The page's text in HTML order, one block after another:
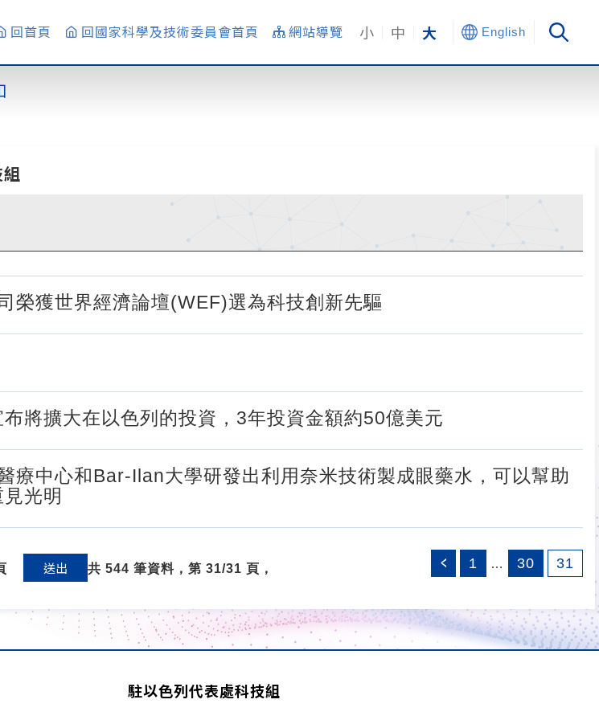
回首頁 回國家科學及技術委員會首頁 網站導覽 小 中 大 English
榮獲世界經濟論壇(WEF)選為科技創新先驅
將擴大在以色列的投資，3年投資金額約50億美元
療中心和Bar-Ilan大學研發出利用奈米技術製成眼藥水，可以幫助
光明
共 544 筆資料，第 31/31 頁，
送出 1 … 30 31
駐以色列代表處科技組